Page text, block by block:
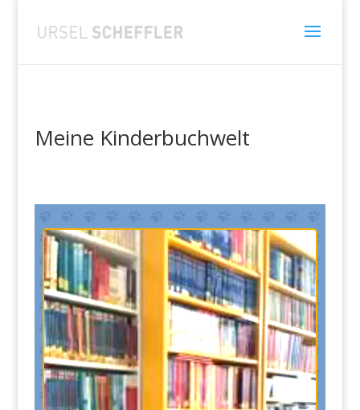
Meine Kinderbuchwelt